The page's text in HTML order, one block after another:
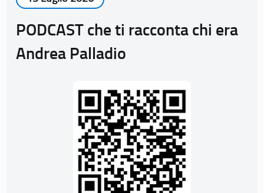
PODCAST che ti racconta chi era
Andrea Palladio